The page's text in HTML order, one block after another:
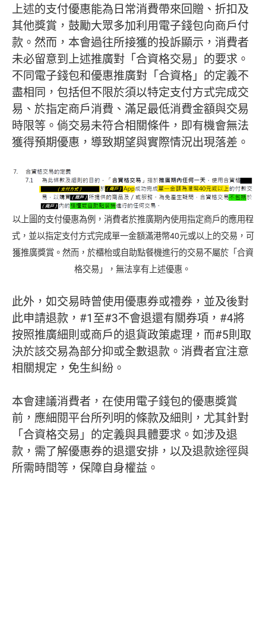
上述的支付優惠能為日常消費帶來回贈、折扣及
其他獎賞，鼓勵大眾多加利用電子錢包向商戶付
款。然而，本會過往所接獲的投訴顯示，消費者
未必留意到上述推廣對「合資格交易」的要求。
不同電子錢包和優惠推廣對「合資格」的定義不
盡相同，包括但不限於須以特定支付方式完成交
易、於指定商戶消費、滿足最低消費金額與交易
時限等。倘交易未符合相關條件，即有機會無法
獲得預期優惠，導致期望與實際情況出現落差。
以上圖的支付優惠為例，消費者於推廣期內使用指定商戶的應用程
式，並以指定支付方式完成單一金額滿港幣40元或以上的交易，可
獲推廣獎賞。然而，於櫃枱或自助點餐機進行的交易不屬於「合資
格交易」，無法享有上述優惠。
此外，如交易時曾使用優惠券或禮券，並及後對
此申請退款，#1至#3不會退還有關券項，#4將
按照推廣細則或商戶的退貨政策處理，而#5則取
決於該交易為部分抑或全數退款。消費者宜注意
相關規定，免生糾紛。
本會建議消費者，在使用電子錢包的優惠獎賞
前，應細閱平台所列明的條款及細則，尤其針對
「合資格交易」的定義與具體要求。如涉及退
款，需了解優惠券的退還安排，以及退款途徑與
所需時間等，保障自身權益。